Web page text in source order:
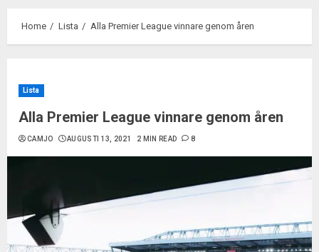
Home Lista Alla Premier League vinnare genom åren
Lista
Alla Premier League vinnare genom åren
CAMJO AUGUSTI 13, 2021 2 MIN READ 8